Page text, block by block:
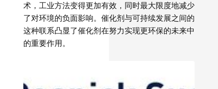
术，工业方法变得更加有效，同时最大限度地减少
了对环境的负面影响。催化剂与可持续发展之间的
这种联系凸显了催化剂在努力实现更环保的未来中
的重要作用。